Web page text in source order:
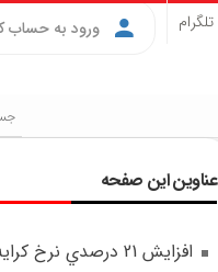
ورود به حساب تلگرام
عناوین این صفحه
افزايش 21 درصدي